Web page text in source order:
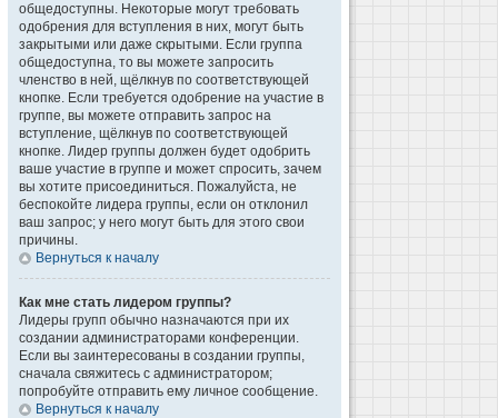
общедоступны. Некоторые могут требовать
одобрения для вступления в них, могут быть
закрытыми или даже скрытыми. Если группа
общедоступна, то вы можете запросить
членство в ней, щёлкнув по соответствующей
кнопке. Если требуется одобрение на участие в
группе, вы можете отправить запрос на
вступление, щёлкнув по соответствующей
кнопке. Лидер группы должен будет одобрить
ваше участие в группе и может спросить, зачем
вы хотите присоединиться. Пожалуйста, не
беспокойте лидера группы, если он отклонил
ваш запрос; у него могут быть для этого свои
причины.
Вернуться к началу
Как мне стать лидером группы?
Лидеры групп обычно назначаются при их
создании администраторами конференции.
Если вы заинтересованы в создании группы,
сначала свяжитесь с администратором;
попробуйте отправить ему личное сообщение.
Вернуться к началу